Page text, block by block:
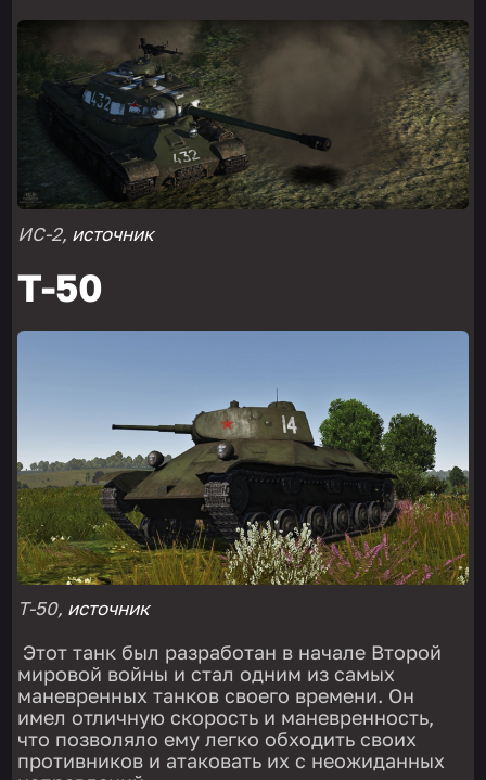
ИС-2, источник
Т-50
Т-50, источник
Этот танк был разработан в начале Второй
мировой войны и стал одним из самых
маневренных танков своего времени. Он
имел отличную скорость и маневренность,
что позволяло ему легко обходить своих
противников и атаковать их с неожиданных